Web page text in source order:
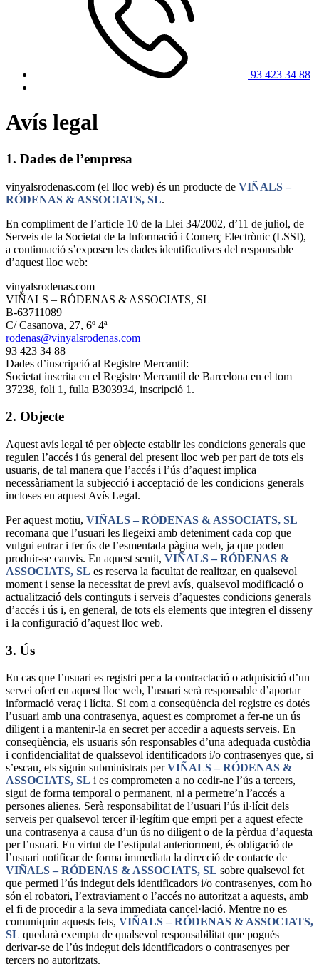
93 423 34 88
Avís legal
1. Dades de l’empresa
vinyalsrodenas.com (el lloc web) és un producte de VIÑALS –
RÓDENAS & ASSOCIATS, SL.
En compliment de l’article 10 de la Llei 34/2002, d’11 de juliol, de
Serveis de la Societat de la Informació i Comerç Electrònic (LSSI),
a continuació s’exposen les dades identificatives del responsable
d’aquest lloc web:
vinyalsrodenas.com
VIÑALS – RÓDENAS & ASSOCIATS, SL
B-63711089
C/ Casanova, 27, 6º 4ª
rodenas@vinyalsrodenas.com
93 423 34 88
Dades d’inscripció al Registre Mercantil:
Societat inscrita en el Registre Mercantil de Barcelona en el tom
37238, foli 1, fulla B303934, inscripció 1.
2. Objecte
Aquest avís legal té per objecte establir les condicions generals que
regulen l’accés i ús general del present lloc web per part de tots els
usuaris, de tal manera que l’accés i l’ús d’aquest implica
necessàriament la subjecció i acceptació de les condicions generals
incloses en aquest Avís Legal.
Per aquest motiu, VIÑALS – RÓDENAS & ASSOCIATS, SL
recomana que l’usuari les llegeixi amb deteniment cada cop que
vulgui entrar i fer ús de l’esmentada pàgina web, ja que poden
produir-se canvis. En aquest sentit, VIÑALS – RÓDENAS &
ASSOCIATS, SL es reserva la facultat de realitzar, en qualsevol
moment i sense la necessitat de previ avís, qualsevol modificació o
actualització dels continguts i serveis d’aquestes condicions generals
d’accés i ús i, en general, de tots els elements que integren el disseny
i la configuració d’aquest lloc web.
3. Ús
En cas que l’usuari es registri per a la contractació o adquisició d’un
servei ofert en aquest lloc web, l’usuari serà responsable d’aportar
informació veraç i lícita. Si com a conseqüència del registre es dotés
l’usuari amb una contrasenya, aquest es compromet a fer-ne un ús
diligent i a mantenir-la en secret per accedir a aquests serveis. En
conseqüència, els usuaris són responsables d’una adequada custòdia
i confidencialitat de qualssevol identificadors i/o contrasenyes que, si
s’escau, els siguin subministrats perVIÑALS – RÓDENAS &
ASSOCIATS, SL i es comprometen a no cedir-ne l’ús a tercers,
sigui de forma temporal o permanent, ni a permetre’n l’accés a
persones alienes. Serà responsabilitat de l’usuari l’ús il·lícit dels
serveis per qualsevol tercer il·legítim que empri per a aquest efecte
una contrasenya a causa d’un ús no diligent o de la pèrdua d’aquesta
per l’usuari. En virtut de l’estipulat anteriorment, és obligació de
l’usuari notificar de forma immediata la direcció de contacte de
VIÑALS – RÓDENAS & ASSOCIATS, SL sobre qualsevol fet
que permeti l’ús indegut dels identificadors i/o contrasenyes, com ho
són el robatori, l’extraviament o l’accés no autoritzat a aquests, amb
el fi de procedir a la seva immediata cancel·lació. Mentre no es
comuniquin aquests fets, VIÑALS – RÓDENAS & ASSOCIATS,
SL quedarà exempta de qualsevol responsabilitat que pogués
derivar-se de l’ús indegut dels identificadors o contrasenyes per
tercers no autoritzats.